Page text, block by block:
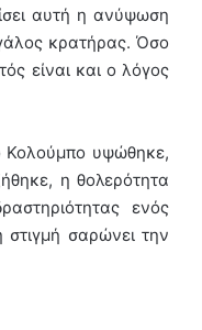
αυτή η ανύψωση
κρατήρας. Όσο
είναι και ο λόγος
Κολούμπο υψώθηκε,
η θολερότητα
ενός
σαρώνει την